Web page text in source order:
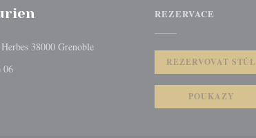
38000 Grenoble((otevře se v novém okně))
06
REZERVACE
REZERVOVAT STŮL
POUKAZY